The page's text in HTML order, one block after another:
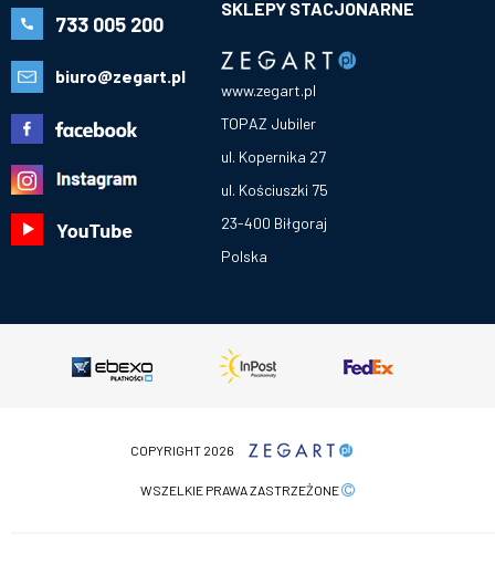
733 005 200
biuro@zegart.pl
SKLEPY STACJONARNE
www.zegart.pl
TOPAZ Jubiler
ul. Kopernika 27
ul. Kościuszki 75
23-400 Biłgoraj
Polska
COPYRIGHT 2026
WSZELKIE PRAWA ZASTRZEŻONE